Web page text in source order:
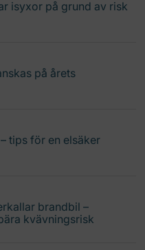
isyxor på grund av risk
på årets
tips för en elsäker
brandbil –
kvävningsrisk